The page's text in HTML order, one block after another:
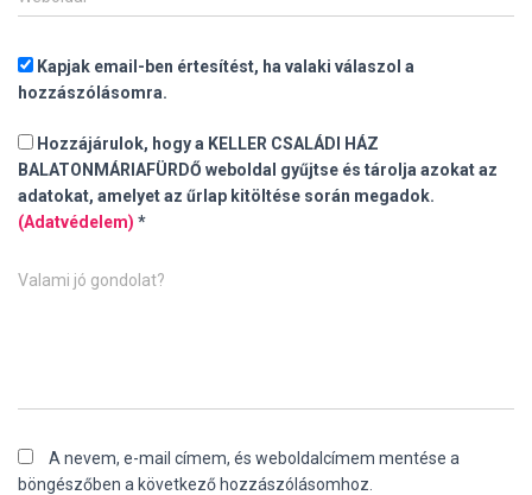
Kapjak email-ben értesítést, ha valaki válaszol a
hozzászólásomra.
Hozzájárulok, hogy a KELLER CSALÁDI HÁZ
BALATONMÁRIAFÜRDŐ weboldal gyűjtse és tárolja azokat az
adatokat, amelyet az űrlap kitöltése során megadok.
(Adatvédelem) *
Valami jó gondolat?
A nevem, e-mail címem, és weboldalcímem mentése a
böngészőben a következő hozzászólásomhoz.